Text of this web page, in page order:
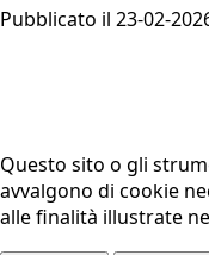
Pubblicato il 23-02-
Questo sito o gli
avvalgono di cookie
alle finalità illustrate